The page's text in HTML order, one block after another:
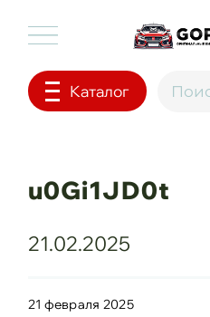
Каталог
u0Gi1JD0t
21.02.2025
21 февраля 2025